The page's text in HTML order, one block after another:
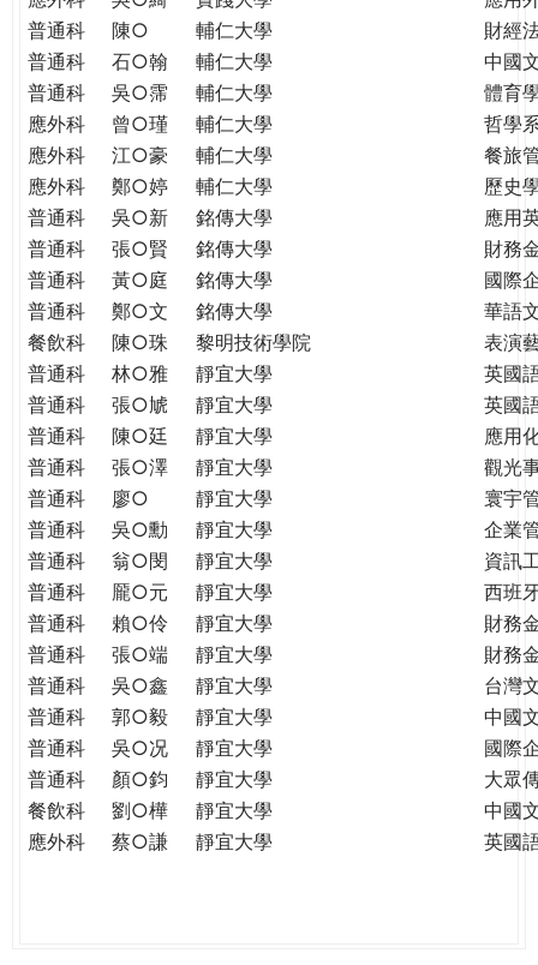
普通科
陳○ 輔仁大學
財經
普通科
石○翰 輔仁大學
中國
普通科
吳○霈 輔仁大學
體育
應外科
曾○瑾 輔仁大學
哲學
應外科
江○豪 輔仁大學
餐旅
應外科
鄭○婷 輔仁大學
歷史
普通科
吳○新 銘傳大學
應用
普通科
張○賢 銘傳大學
財務
普通科
黃○庭 銘傳大學
國際
普通科
鄭○文 銘傳大學
華語
餐飲科
陳○珠 黎明技術學院
表演
普通科
林○雅 靜宜大學
英國
普通科
張○虓 靜宜大學
英國
普通科
陳○廷 靜宜大學
應用
普通科
張○澤 靜宜大學
觀光
普通科
廖○ 靜宜大學
寰宇
普通科
吳○勳 靜宜大學
企業
普通科
翁○閔 靜宜大學
資訊
普通科
龎○元 靜宜大學
西班
普通科
賴○伶 靜宜大學
財務
普通科
張○端 靜宜大學
財務
普通科
吳○鑫 靜宜大學
台灣
普通科
郭○毅 靜宜大學
中國
普通科
吳○况 靜宜大學
國際
普通科
顏○鈞 靜宜大學
大眾
餐飲科
劉○樺 靜宜大學
中國
應外科
蔡○謙 靜宜大學 英國